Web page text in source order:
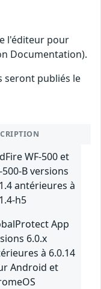
l'éditeur pour
Documentation).
seront publiés le
WF-500 et
500-B versions
antérieures à
h5
App
6.0.x
à 6.0.14
Android et